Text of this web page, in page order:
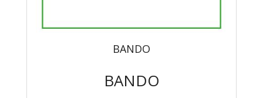
BANDO
BANDO